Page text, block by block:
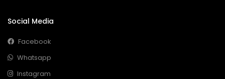
Social Media
Facebook
Whatsapp
Instagram